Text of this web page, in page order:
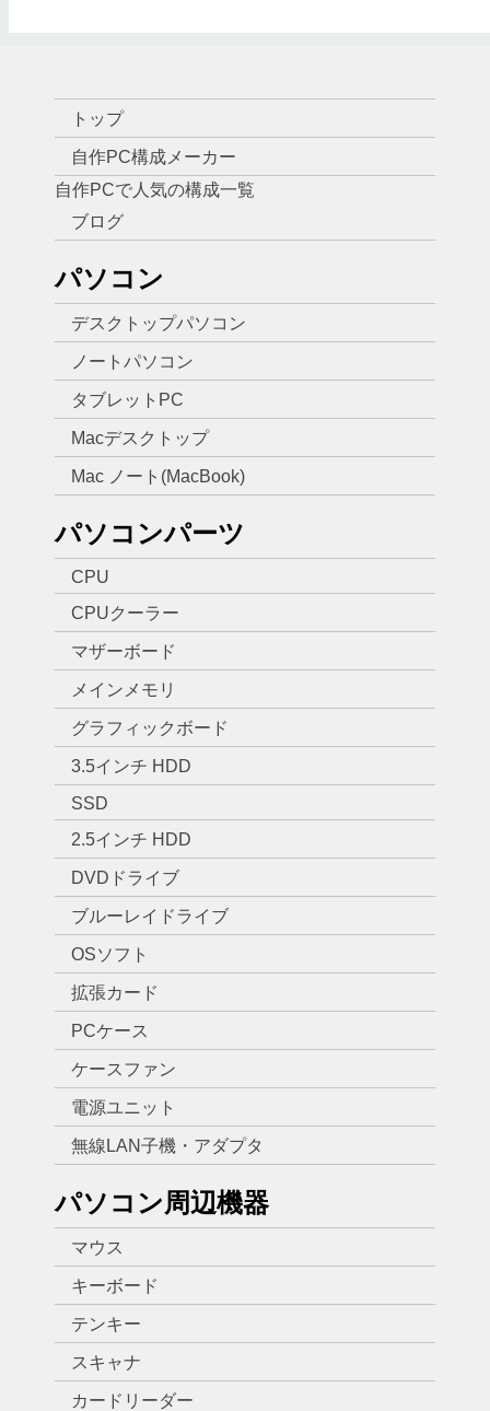
トップ
自作PC構成メーカー
自作PCで人気の構成一覧
ブログ
パソコン
デスクトップパソコン
ノートパソコン
タブレットPC
Macデスクトップ
Mac ノート(MacBook)
パソコンパーツ
CPU
CPUクーラー
マザーボード
メインメモリ
グラフィックボード
3.5インチ HDD
SSD
2.5インチ HDD
DVDドライブ
ブルーレイドライブ
OSソフト
拡張カード
PCケース
ケースファン
電源ユニット
無線LAN子機・アダプタ
パソコン周辺機器
マウス
キーボード
テンキー
スキャナ
カードリーダー